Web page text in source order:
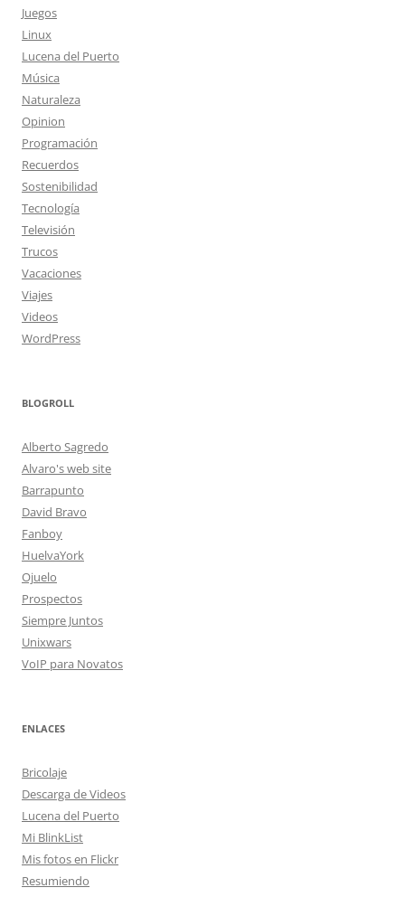
Juegos
Linux
Lucena del Puerto
Música
Naturaleza
Opinion
Programación
Recuerdos
Sostenibilidad
Tecnología
Televisión
Trucos
Vacaciones
Viajes
Videos
WordPress
BLOGROLL
Alberto Sagredo
Alvaro's web site
Barrapunto
David Bravo
Fanboy
HuelvaYork
Ojuelo
Prospectos
Siempre Juntos
Unixwars
VoIP para Novatos
ENLACES
Bricolaje
Descarga de Videos
Lucena del Puerto
Mi BlinkList
Mis fotos en Flickr
Resumiendo